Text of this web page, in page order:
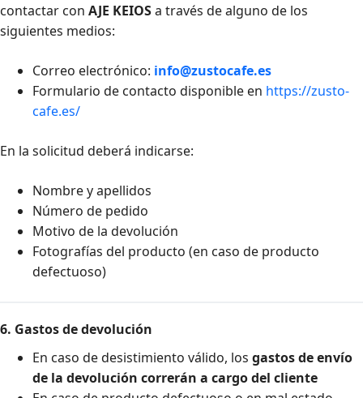
contactar con AJE KEIOSa través de alguno de los
siguientes medios:
Correo electrónico: info@zustocafe.es
Formulario de contacto disponible en https://zusto-
cafe.es/
En la solicitud deberá indicarse:
Nombre y apellidos
Número de pedido
Motivo de la devolución
Fotografías del producto (en caso de producto
defectuoso)
6. Gastos de devolución
En caso de desistimiento válido, los gastos de envío
de la devolución correrán a cargo del cliente